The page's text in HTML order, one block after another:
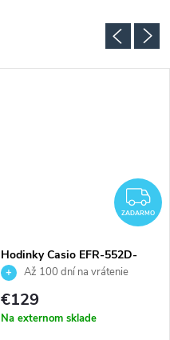
ZADARMO
Hodinky Casio EFR-552D-
1AVUEFAž 100 dní na vrátenie
tovaru. Autorizovaný predajca.
€129
Na externom sklade